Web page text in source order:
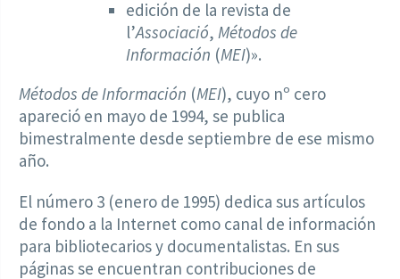
edición de la revista de
l’Associació, Métodos de
Información (MEI)».
Métodos de Información (MEI), cuyo nº cero
apareció en mayo de 1994, se publica
bimestralmente desde septiembre de ese mismo
año.
El número 3 (enero de 1995) dedica sus artículos
de fondo a la Internet como canal de información
para bibliotecarios y documentalistas. En sus
páginas se encuentran contribuciones de